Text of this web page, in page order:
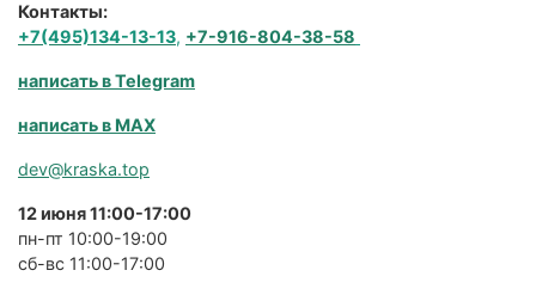
Контакты:
+7(495)134-13-13, +7-916-804-38-58
написать в Telegram
написать в MAX
dev@kraska.top
12 июня 11:00-17:00
пн-пт 10:00-19:00
сб-вс 11:00-17:00